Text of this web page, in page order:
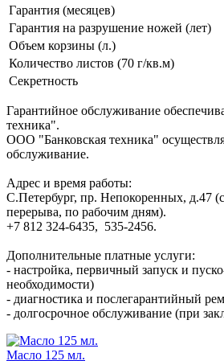
Гарантия (месяцев)
Гарантия на разрушение ножей (лет)
Объем корзины (л.)
Количество листов (70 г/кв.м)
Секретность
Гарантийное обслуживание
техника".
ООО "Банковская техника"
обслуживание.
Адрес и время работы:
С.Петербург, пр. Непокоренных, д.47
перерыва, по рабочим дням).
+7 812 324-6435, 535-2456.
Дополнительные платные услуги:
- настройка, первичный запуск и
необходимости)
- диагностика и послегарантийный
- долгосрочное обслуживание (при
Масло 125 мл.